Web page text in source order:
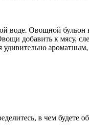
воде. Овощной
добавить к мясу,
удивительно
в чем будете